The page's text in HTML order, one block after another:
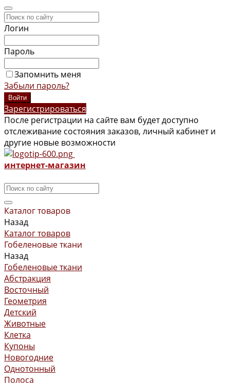
Логин
Пароль
Запомнить меня
Забыли пароль?
Зарегистрироваться
После регистрации на сайте вам будет доступно
отслеживание состояния заказов, личный кабинет и
другие новые возможности
интернет-магазин
Каталог товаров
Назад
Каталог товаров
Гобеленовые ткани
Назад
Гобеленовые ткани
Абстракция
Восточный
Геометрия
Детский
Животные
Клетка
Купоны
Новогодние
Однотонный
Полоса